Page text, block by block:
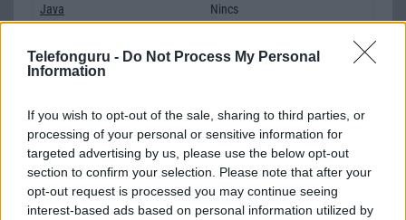
Telefonguru - Do Not Process My Personal
Information
If you wish to opt-out of the sale, sharing to third parties, or
processing of your personal or sensitive information for
targeted advertising by us, please use the below opt-out
section to confirm your selection. Please note that after your
opt-out request is processed you may continue seeing
interest-based ads based on personal information utilized by
Java Nincs
SNS integráció
T9 szótár alkalmazás független szótár
Office alkalmazások alap szolgáltatás
Iránytũ ecompass